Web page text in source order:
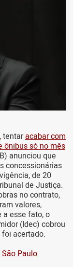
, tentaracabar com
ônibus só no mês
anunciou que
concessionárias
de 20
de Justiça.
no contrato,
valores,
a esse fato, o
(Idec) cobrou
acertado.
Paulo